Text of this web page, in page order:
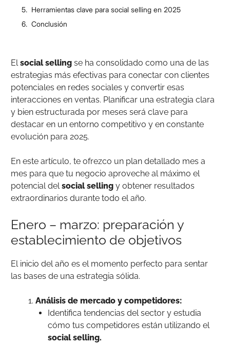
El social selling se ha consolidado como una de las
estrategias más efectivas para conectar con clientes
potenciales en redes sociales y convertir esas
interacciones en ventas. Planificar una estrategia clara
y bien estructurada por meses será clave para
destacar en un entorno competitivo y en constante
evolución para 2025.
En este artículo, te ofrezco un plan detallado mes a
mes para que tu negocio aproveche al máximo el
potencial del social selling y obtener resultados
extraordinarios durante todo el año.
Enero – marzo: preparación y
establecimiento de objetivos
El inicio del año es el momento perfecto para sentar
las bases de una estrategia sólida.
Análisis de mercado y competidores:
Identifica tendencias del sector y estudia
cómo tus competidores están utilizando el
social selling.
Herramientas clave para social selling en 2025
Conclusión